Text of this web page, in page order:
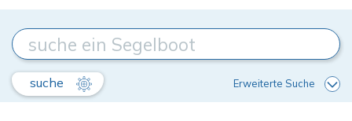
suche Erweiterte Suche